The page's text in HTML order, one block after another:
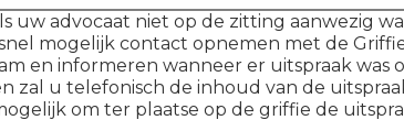
uw advocaat niet op de zitting aanwezig
mogelijk contact opnemen met de
en informeren wanneer er uitspraak was
zal u telefonisch de inhoud van de
om ter plaatse op de griffie de